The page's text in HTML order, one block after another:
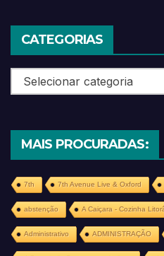
CATEGORIAS
Categorias
MAIS PROCURADAS:
7th 7th Avenue Live & Oxford
abstenção A Caiçara - Cozinha
Administrativo ADMINISTRAÇÃO